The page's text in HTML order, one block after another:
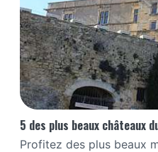
5 des plus beaux châteaux
Profitez des plus beaux